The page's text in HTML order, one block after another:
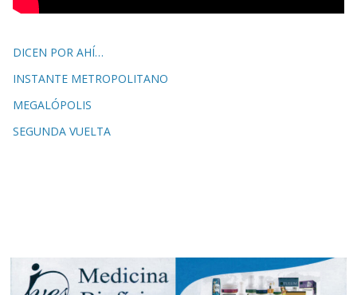
DICEN POR AHÍ…
INSTANTE METROPOLITANO
MEGALÓPOLIS
SEGUNDA VUELTA